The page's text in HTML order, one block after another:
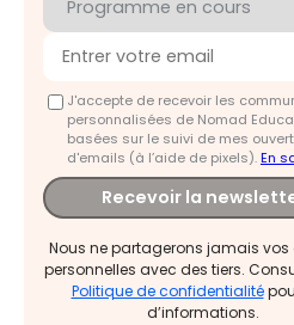
J'accepte de recevoir les
personnalisées de Nomad
basées sur le suivi de mes
d'emails (à l’aide de pixels).En
Recevoir la
Nous ne partagerons jamais vos
personnelles avec des tiers.
Politique de confidentialité
d’informations.